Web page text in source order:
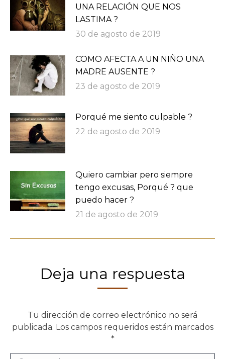
UNA RELACIÓN QUE NOS
LASTIMA ?
30 de agosto de 2019
COMO AFECTA A UN NIÑO UNA
MADRE AUSENTE ?
23 de agosto de 2019
Porqué me siento culpable ?
22 de agosto de 2019
Quiero cambiar pero siempre
tengo excusas, Porqué ? que
puedo hacer ?
21 de agosto de 2019
Deja una respuesta
Tu dirección de correo electrónico no será
publicada. Los campos requeridos están marcados
*